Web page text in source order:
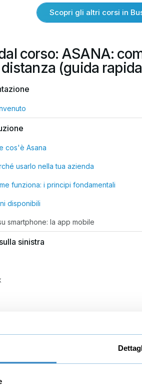
Scopri gli altri corsi in
corso: ASANA:
(guida
cos'è Asana
usarlo nella tua azienda
funziona: i principi fondamentali
disponibili
smartphone: la app mobile
sinistra
e gruppi di lavoro (Teams)